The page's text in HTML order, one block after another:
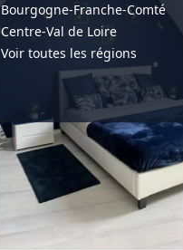
Bourgogne-Franche-Comté
Centre-Val de Loire
Voir toutes les régions